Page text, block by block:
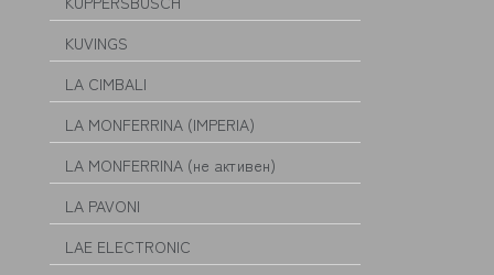
KUVINGS
LA CIMBALI
LA MONFERRINA (IMPERIA)
LA MONFERRINA (не активен)
LA PAVONI
LAE ELECTRONIC